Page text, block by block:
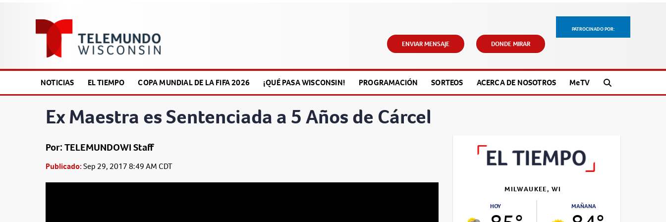
PATROCINADO POR:
ENVIAR MENSAJE DONDE MIRAR
NOTICIAS EL TIEMPO COPA MUNDIAL DE LA FIFA 2026 ¡QUÉ PASA WISCONSIN! PROGRAMACIÓN SORTEOS ACERCA DE NOSOTROS MeTV
Ex Maestra es Sentenciada a 5 Años de Cárcel
Por: TELEMUNDOWI Staff
Publicado:Sep 29, 2017 8:49 AM CDT
MILWAUKEE, WI
HOY MAÑANA